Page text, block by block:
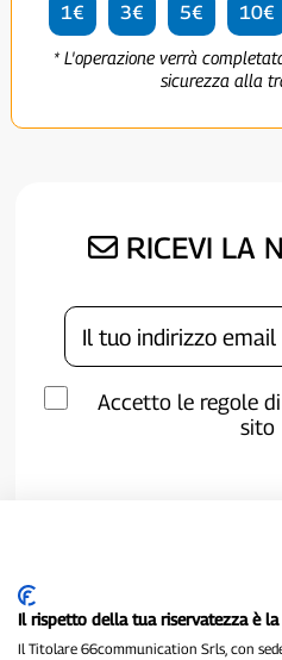
1€ 3€ 5€ 10€
* L'operazione verrà
sicurezza alla
RICEVI LA
Accetto le regole
sito
Il rispetto della tua riservatezza è
Il Titolare 66communication Srls, con